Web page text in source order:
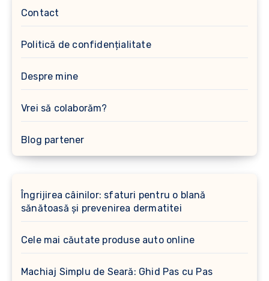
Contact
Politică de confidențialitate
Despre mine
Vrei să colaborăm?
Blog partener
Îngrijirea câinilor: sfaturi pentru o blană
sănătoasă și prevenirea dermatitei
Cele mai căutate produse auto online
Machiaj Simplu de Seară: Ghid Pas cu Pas